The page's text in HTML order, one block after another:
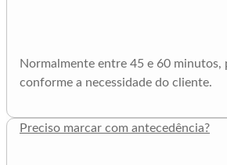
Normalmente entre 45 e 60 minutos,
conforme a necessidade do cliente.
Preciso marcar com antecedência?